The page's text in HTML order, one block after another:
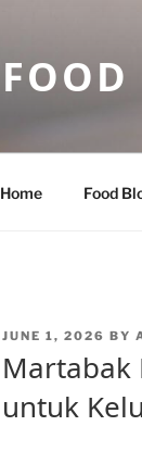
FOOD
Home Food
POSTED
JUNE 1, 2026 BY
Martabak
untuk